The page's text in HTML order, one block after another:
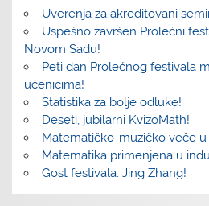
Uverenja za akreditovani
Uspešno završen Prolećni
Novom Sadu!
Peti dan Prolećnog festivala
učenicima!
Statistika za bolje odluke!
Deseti, jubilarni KvizoMath!
Matematičko-muzičko veče u
Matematika primenjena u
Gost festivala: Jing Zhang!